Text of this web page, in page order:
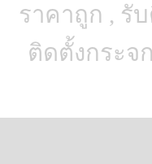
ราคาถูก , รั
ติดตั้งกระจ